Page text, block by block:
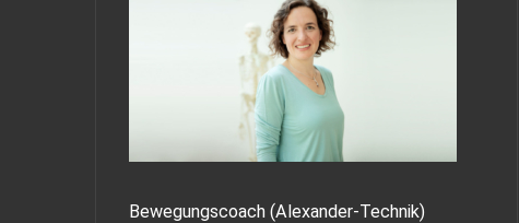
Bewegungscoach (Alexander-Technik)